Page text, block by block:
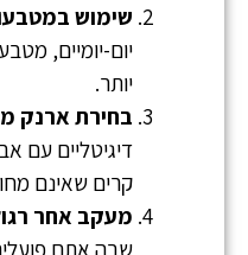
שימוש
יום-יומיים,
יותר.
בחירת ארנק
דיגיטליים עם
קרים שאינם
מעקב אחר